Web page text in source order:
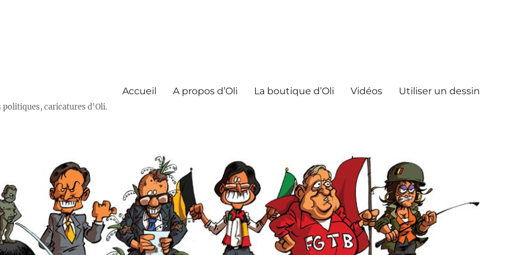
caricatures d'Oli.
Accueil A propos d’Oli La boutique d’Oli Vidéos Utiliser un dessin